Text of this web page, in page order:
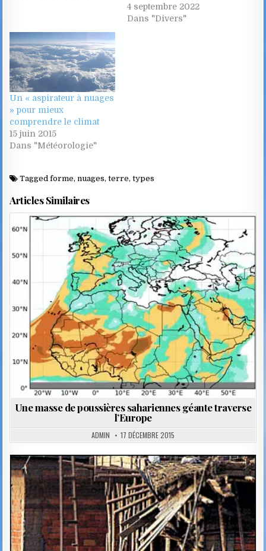
4 septembre 2022
Dans "Divers"
Un « aspirateur à nuages
» pour mieux
comprendre le climat
15 juin 2015
Dans "Météorologie"
Taggedforme,nuages,terre,types
Articles Similaires
Posted
in
Une masse de poussières sahariennes géante traverse
l’Europe
ADMIN 17 DÉCEMBRE 2015
Posted
in